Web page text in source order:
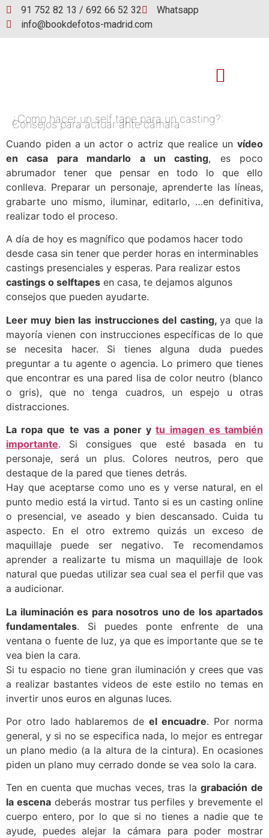
91 752 82 13 / 692 66 52 32
Whatsapp
info@bookdefotos-madrid.com
¿Como hacer un self tape para un casting?:
Consejos para actuar ante cámara
Cuando piden a un actor o actriz que realice un vídeo
en casa para mandarlo a un casting, es poco
abrumador tener que pensar en todo lo que ello
conlleva. Preparar un personaje, aprenderte las líneas,
grabarte uno mismo, iluminar, editarlo, …en definitiva,
realizar todo el proceso.
A día de hoy es magnífico que podamos hacer todo
desde casa sin tener que perder horas en interminables
castings presenciales y esperas. Para realizar estos
castings o selftapes en casa, te dejamos algunos
consejos que pueden ayudarte.
Leer muy bien las instrucciones del casting,ya que la
mayoría vienen con instrucciones específicas de lo que
se necesita hacer. Si tienes alguna duda puedes
preguntar a tu agente o agencia. Lo primero que tienes
que encontrar es una pared lisa de color neutro (blanco
o gris), que no tenga cuadros, un espejo u otras
distracciones.
La ropa que te vas a poner ytu imagen es también
importante. Si consigues que esté basada en tu
personaje, será un plus. Colores neutros, pero que
destaque de la pared que tienes detrás.
Hay que aceptarse como uno es y verse natural, en el
punto medio está la virtud. Tanto si es un casting online
o presencial, ve aseado y bien descansado. Cuida tu
aspecto. En el otro extremo quizás un exceso de
maquillaje puede ser negativo. Te recomendamos
aprender a realizarte tu misma un maquillaje de look
natural que puedas utilizar sea cual sea el perfil que vas
a audicionar.
La iluminación es para nosotros uno de los apartados
fundamentales. Si puedes ponte enfrente de una
ventana o fuente de luz, ya que es importante que se te
vea bien la cara.
Si tu espacio no tiene gran iluminación y crees que vas
a realizar bastantes videos de este estilo no temas en
invertir unos euros en algunas luces.
Por otro lado hablaremos de el encuadre. Por norma
general, y si no se especifica nada, lo mejor es entregar
un plano medio (a la altura de la cintura). En ocasiones
piden un plano muy cerrado donde se vea solo la cara.
Ten en cuenta que muchas veces, tras lagrabación de
la escenadeberás mostrar tus perfiles y brevemente el
cuerpo entero, por lo que si no tienes a nadie que te
ayude, puedes alejar la cámara para poder mostrar